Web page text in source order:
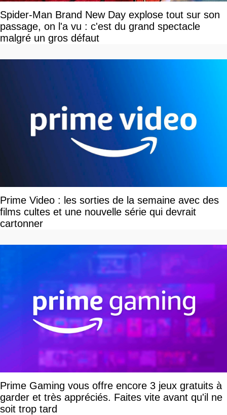
Spider-Man Brand New Day explose tout sur son
passage, on l'a vu : c'est du grand spectacle
malgré un gros défaut
Prime Video : les sorties de la semaine avec des
films cultes et une nouvelle série qui devrait
cartonner
Prime Gaming vous offre encore 3 jeux gratuits à
garder et très appréciés. Faites vite avant qu'il ne
soit trop tard